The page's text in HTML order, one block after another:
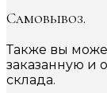
Самовывоз.
Также вы
заказанную и
склада.